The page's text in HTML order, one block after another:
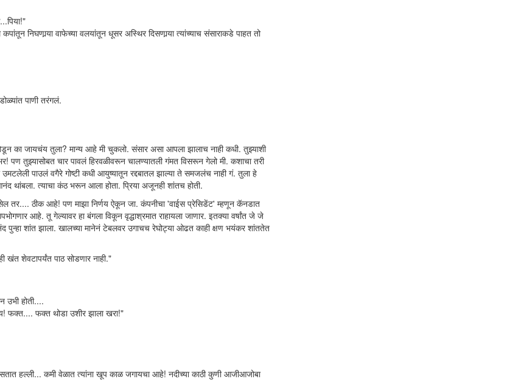
निघणार्‍या वाफेच्या वलयांतून धूसर अस्थिर दिसणार्‍या त्यांच्याच संसाराकडे पाहत तो
पाणी तरंगलं.
का जायचंय तुला? मान्य आहे मी चुकलो. संसार असा आपला झालाच नाही कधी. तुझ्याशी
पण तुझ्यासोबत चार पावलं हिरवळीवरून चालण्यातली गंमत विसरून गेलो मी. कशाचा तरी
पाउलं वगैरे गोष्टी कधी आयुष्यातून रद्दबातल झाल्या ते समजलंच नाही गं. तुला हे
थांबला. त्याचा कंठ भरून आला होता. प्रिया अजूनही शांतच होती.
तर.... ठीक आहे! पण माझा निर्णय ऐकून जा. कंपनीचा 'वाईस प्रेसिडेंट' म्हणून कॅनडात
आहे. तू गेल्यावर हा बंगला विकून वृद्धाश्रमात राहायला जाणार. इतक्या वर्षांत जे जे
शांत झाला. खालच्या मानेनं टेबलवर उगाचच रेघोट्या ओढत काही क्षण भयंकर शांततेत
खंत शेवटापर्यंत पाठ सोडणार नाही."
होती....
फक्त थोडा उशीर झाला खरा!"
हल्ली... कमी वेळात त्यांना खूप काळ जगायचा आहे! नदीच्या काठी कुणी आजीआजोबा